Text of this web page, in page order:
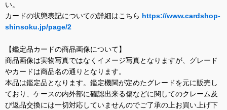
い。
カードの状態表記についての詳細はこちら https://www.cardshop-
shinsoku.jp/page/2
【鑑定品カードの商品画像について】
商品画像は実物写真ではなくイメージ写真となりますが、グレード
やカードは商品名の通りとなります。
本品は鑑定品となります。鑑定機関が定めたグレードを元に販売し
ており、ケースの内外部に確認出来る傷などに関してのクレーム及
び返品交換には一切対応していませんのでご了承の上お買い上げ下